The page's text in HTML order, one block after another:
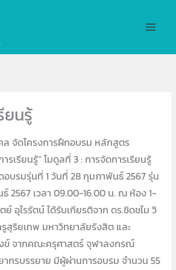
ยนรู้
จัดโครงการฝึกอบรม หลักสูตร
รเรียนรู้” โมดูลที่ 3 : การจัดการเรียนรู้
บรมรุ่นที่ 1 วันที่ 28 กุมภาพันธ์ 2567 รุ่น
2567 เวลา 09.00-16.00 น. ณ ห้อง 1-
ย์ อุไรรัตน์ ได้รับเกียรติจาก ดร.ชิดชไม วิ
สุริยเทพ มหาวิทยาลัยรังสิต และ
ข์ จากคณะครุศาสตร์ จุฬาลงกรณ์
กรบรรยาย มีผู้ผ่านการอบรม จำนวน 55